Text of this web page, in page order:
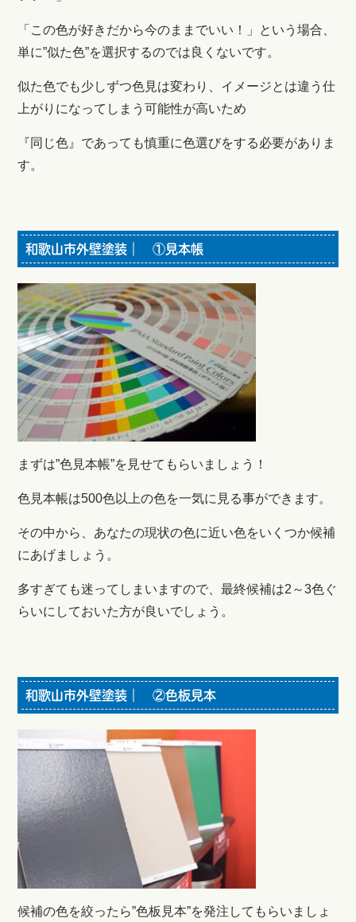
「この色が好きだから今のままでいい！」という場合、
単に”似た色”を選択するのでは良くないです。
似た色でも少しずつ色見は変わり、イメージとは違う仕
上がりになってしまう可能性が高いため
『同じ色』であっても慎重に色選びをする必要がありま
す。
和歌山市外壁塗装｜ ①見本帳
まずは”色見本帳”を見せてもらいましょう！
色見本帳は500色以上の色を一気に見る事ができます。
その中から、あなたの現状の色に近い色をいくつか候補
にあげましょう。
多すぎても迷ってしまいますので、最終候補は2～3色ぐ
らいにしておいた方が良いでしょう。
和歌山市外壁塗装｜ ②色板見本
候補の色を絞ったら”色板見本”を発注してもらいましょ